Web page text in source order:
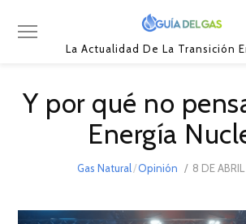
La Actualidad De La Transición
Y por qué no
Energía
Gas Natural/Opinión
POSTED
8 DE